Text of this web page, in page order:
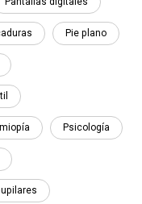
Pie plano
Psicología